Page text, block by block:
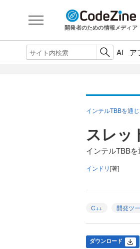
開発者のための情報メディア
AI ア
インテルTBBを通
スレッ
インテルTBB
インドリ[著]
C++ 開発ツ
ダウンロード